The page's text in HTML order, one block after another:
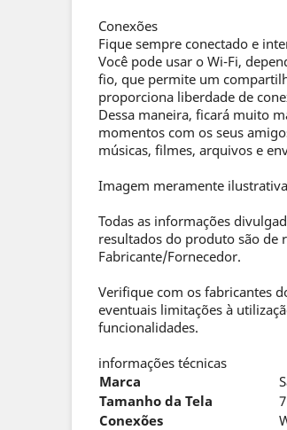
Conexões
Fique sempre conectado e
Você pode usar o Wi-Fi,
fio, que permite um
proporciona liberdade de
Dessa maneira, ficará muito
momentos com os seus
músicas, filmes, arquivos e
Imagem meramente ilustrativa
Todas as informações
resultados do produto são de
Fabricante/Fornecedor.
Verifique com os fabricantes
eventuais limitações à
funcionalidades.
informações técnicas
Marca
Tamanho da Tela
Conexões